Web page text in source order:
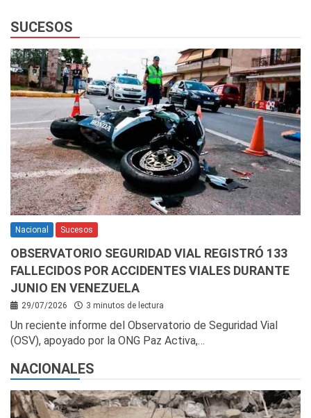
SUCESOS
Nacional Sucesos
OBSERVATORIO SEGURIDAD VIAL REGISTRÓ 133
FALLECIDOS POR ACCIDENTES VIALES DURANTE
JUNIO EN VENEZUELA
29/07/2026 3 minutos de lectura
Un reciente informe del Observatorio de Seguridad Vial
(OSV), apoyado por la ONG Paz Activa,…
NACIONALES